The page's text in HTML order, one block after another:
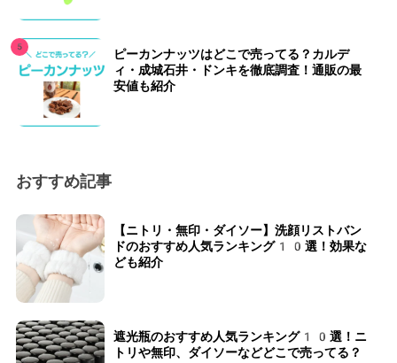
ピーカンナッツはどこで売ってる？カルデ
ィ・成城石井・ドンキを徹底調査！通販の最
安値も紹介
おすすめ記事
【ニトリ・無印・ダイソー】洗顔リストバン
ドのおすすめ人気ランキング10選！効果な
ども紹介
遮光瓶のおすすめ人気ランキング10選！ニ
トリや無印、ダイソーなどどこで売ってる？